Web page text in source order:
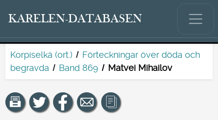
KARELEN-DATABASEN
Korpiselkä (ort.)
Förteckningar över döda och
begravda
Band 869 Matvei Mihailov